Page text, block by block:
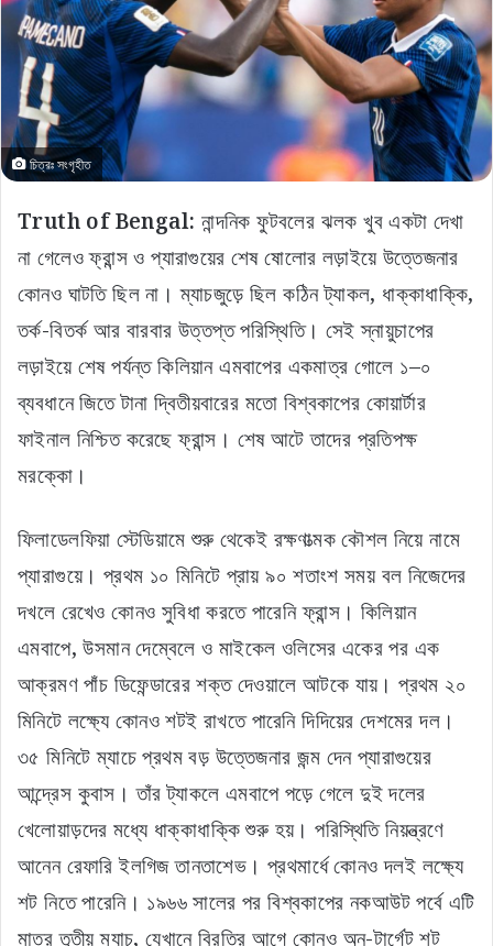
চিত্রঃ সংগৃহীত
Truth of Bengal: নান্দনিক ফুটবলের ঝলক খুব একটা দেখা
না গেলেও ফ্রান্স ও প্যারাগুয়ের শেষ ষোলোর লড়াইয়ে উত্তেজনার
কোনও ঘাটতি ছিল না। ম্যাচজুড়ে ছিল কঠিন ট্যাকল, ধাক্কাধাক্কি,
তর্ক-বিতর্ক আর বারবার উত্তপ্ত পরিস্থিতি। সেই স্নায়ুচাপের
লড়াইয়ে শেষ পর্যন্ত কিলিয়ান এমবাপের একমাত্র গোলে ১–০
ব্যবধানে জিতে টানা দ্বিতীয়বারের মতো বিশ্বকাপের কোয়ার্টার
ফাইনাল নিশ্চিত করেছে ফ্রান্স। শেষ আটে তাদের প্রতিপক্ষ
মরক্কো।
ফিলাডেলফিয়া স্টেডিয়ামে শুরু থেকেই রক্ষণাত্মক কৌশল নিয়ে নামে
প্যারাগুয়ে। প্রথম ১০ মিনিটে প্রায় ৯০ শতাংশ সময় বল নিজেদের
দখলে রেখেও কোনও সুবিধা করতে পারেনি ফ্রান্স। কিলিয়ান
এমবাপে, উসমান দেম্বেলে ও মাইকেল ওলিসের একের পর এক
আক্রমণ পাঁচ ডিফেন্ডারের শক্ত দেওয়ালে আটকে যায়। প্রথম ২০
মিনিটে লক্ষ্যে কোনও শটই রাখতে পারেনি দিদিয়ের দেশমের দল।
৩৫ মিনিটে ম্যাচে প্রথম বড় উত্তেজনার জন্ম দেন প্যারাগুয়ের
আন্দ্রেস কুবাস। তাঁর ট্যাকলে এমবাপে পড়ে গেলে দুই দলের
খেলোয়াড়দের মধ্যে ধাক্কাধাক্কি শুরু হয়। পরিস্থিতি নিয়ন্ত্রণে
আনেন রেফারি ইলগিজ তানতাশেভ। প্রথমার্ধে কোনও দলই লক্ষ্যে
শট নিতে পারেনি। ১৯৬৬ সালের পর বিশ্বকাপের নকআউট পর্বে এটি
মাত্র তৃতীয় ম্যাচ, যেখানে বিরতির আগে কোনও অন-টার্গেট শট